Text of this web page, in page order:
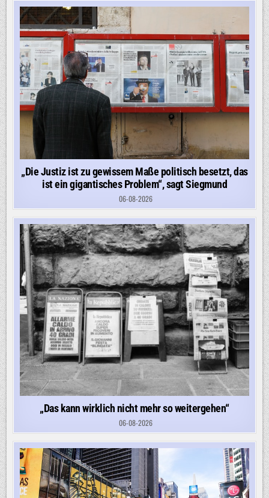
„Die Justiz ist zu gewissem Maße politisch besetzt, das
ist ein gigantisches Problem“, sagt Siegmund
06-08-2026
„Das kann wirklich nicht mehr so weitergehen“
06-08-2026